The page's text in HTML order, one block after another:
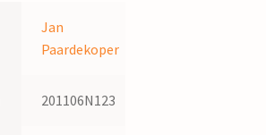
Jan
Paardekoper
201106N123